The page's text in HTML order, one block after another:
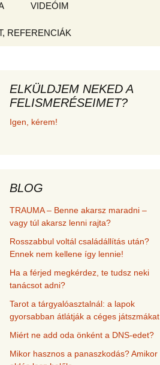
BOLT
VIDEÓIM
REFERENCIÁK
az új
és
ELKÜLDJEM NEKED A
FELISMERÉSEIMET?
Igen, kérem!
BLOG
TRAUMA – Benne akarsz maradni –
vagy túl akarsz lenni rajta?
Rosszabbul voltál családállítás után?
Ennek nem kellene így lennie!
Ha a férjed megkérdez, te tudsz neki
tanácsot adni?
Tarot a tárgyalóasztalnál: a lapok
gyorsabban átlátják a céges játszmákat
Miért ne add oda önként a DNS-edet?
Mikor hasznos a panaszkodás? Amikor